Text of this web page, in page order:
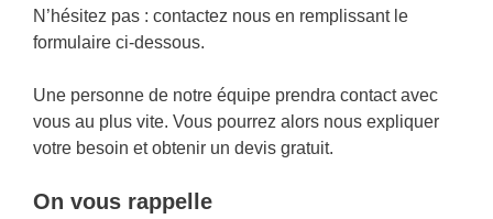
N’hésitez pas : contactez nous en remplissant le
formulaire ci-dessous.
Une personne de notre équipe prendra contact avec
vous au plus vite. Vous pourrez alors nous expliquer
votre besoin et obtenir un devis gratuit.
On vous rappelle